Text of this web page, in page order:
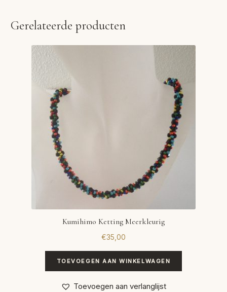
Gerelateerde producten
Kumihimo Ketting Meerkleurig
€35,00
TOEVOEGEN AAN WINKELWAGEN
Toevoegen aan verlanglijst